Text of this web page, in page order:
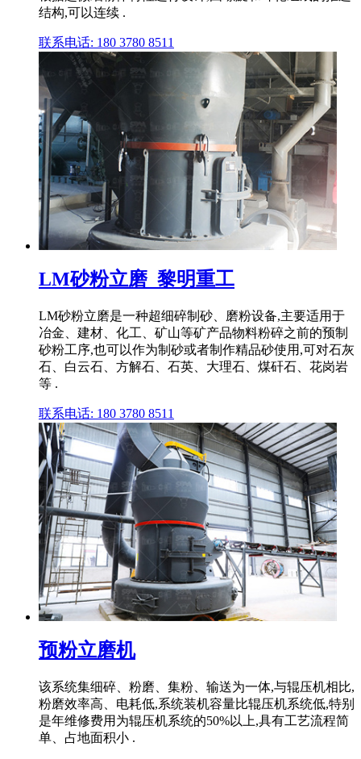
结构,可以连续 .
联系电话: 180 3780 8511
LM砂粉立磨_黎明重工
LM砂粉立磨是一种超细碎制砂、磨粉设备,主要适用于
冶金、建材、化工、矿山等矿产品物料粉碎之前的预制
砂粉工序,也可以作为制砂或者制作精品砂使用,可对石灰
石、白云石、方解石、石英、大理石、煤矸石、花岗岩
等 .
联系电话: 180 3780 8511
预粉立磨机
该系统集细碎、粉磨、集粉、输送为一体,与辊压机相比,
粉磨效率高、电耗低,系统装机容量比辊压机系统低,特别
是年维修费用为辊压机系统的50%以上,具有工艺流程简
单、占地面积小 .